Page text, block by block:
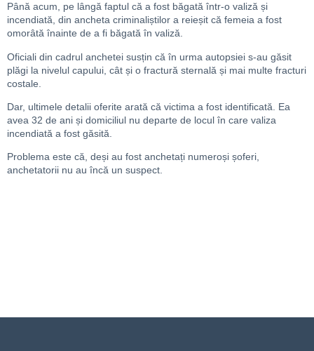
Până acum, pe lângă faptul că a fost băgată într-o valiză și
incendiată, din ancheta criminaliștilor a reieșit că femeia a fost
omorâtă înainte de a fi băgată în valiză.
Oficiali din cadrul anchetei susțin că în urma autopsiei s-au găsit
plăgi la nivelul capului, cât și o fractură sternală și mai multe fracturi
costale.
Dar, ultimele detalii oferite arată că victima a fost identificată. Ea
avea 32 de ani și domiciliul nu departe de locul în care valiza
incendiată a fost găsită.
Problema este că, deși au fost anchetați numeroși șoferi,
anchetatorii nu au încă un suspect.